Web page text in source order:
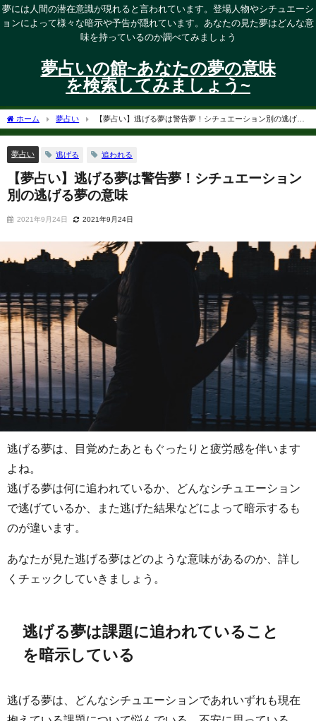
夢には人間の潜在意識が現れると言われています。登場人物やシチュエーシ
ョンによって様々な暗示や予告が隠れています。あなたの見た夢はどんな意
味を持っているのか調べてみましょう
夢占いの館~あなたの夢の意味
を検索してみましょう~
ホーム 夢占い
【夢占い】逃げる夢は警告夢！シチュエーション別の逃げる
夢の意味
夢占い 逃げる 追われる
【夢占い】逃げる夢は警告夢！シチュエーション
別の逃げる夢の意味
2021年9月24日 2021年9月24日
逃げる夢は、目覚めたあともぐったりと疲労感を伴います
よね。
逃げる夢は何に追われているか、どんなシチュエーション
で逃げているか、また逃げた結果などによって暗示するも
のが違います。
あなたが見た逃げる夢はどのような意味があるのか、詳し
くチェックしていきましょう。
逃げる夢は課題に追われていること
を暗示している
逃げる夢は、どんなシチュエーションであれいずれも現在